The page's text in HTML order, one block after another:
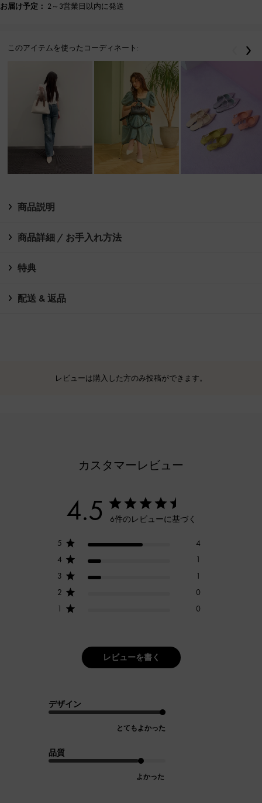
お届け予定： 2～3営業日以内に発送
このアイテムを使ったコーディネート: 戻る
商品説明
商品詳細 / お手入れ方法
特典
配送 & 返品
レビューは購入した方のみ投稿ができます。
カスタマーレビュー
4.5 6件のレビューに基づく
5
4
4
1
3
1
2
0
1
0
レビューを書く
デザイン
とてもよかった
品質
よかった